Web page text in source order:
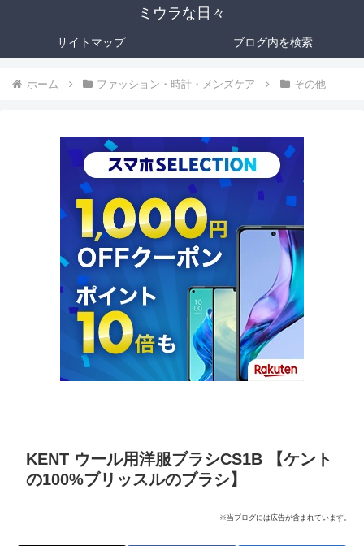
ミウラな日々
サイトマップ ブログ内を検索
ホーム ファッション・時計・メンズケア その他
KENT ウール用洋服ブラシCS1B 【ケント
の100%ブリッスルのブラシ】
※当ブログには広告が含まれています。